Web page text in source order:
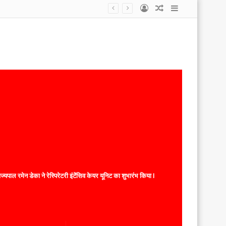
Sidebar
Random
Log
रमेन डेका ने रेस्पिरेटरी इंटेंसिव केयर यूनिट का शुभारंभ किया l